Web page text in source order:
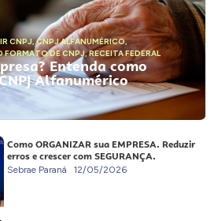
CNPJ,CNPJ ALFANUMÉRICO,
FORMATO DE CNPJ,RECEITA FEDERAL
Entenda como
Alfanumérico
Como ORGANIZAR sua EMPRESA. Reduzir
erros e crescer com SEGURANÇA.
Sebrae Paraná 12/05/2026